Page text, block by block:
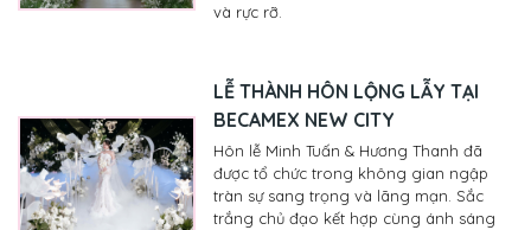
và rực rỡ.
LỄ THÀNH HÔN LỘNG LẪY TẠI
BECAMEX NEW CITY
Hôn lễ Minh Tuấn & Hương Thanh đã
được tổ chức trong không gian ngập
tràn sự sang trọng và lãng mạn. Sắc
trắng chủ đạo kết hợp cùng ánh sáng